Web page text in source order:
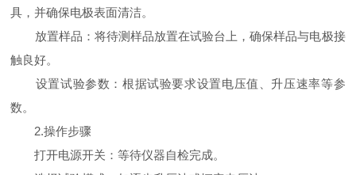
具，并确保电极表面清洁。
放置样品：将待测样品放置在试验台上，确保样品与电极接
触良好。
设置试验参数：根据试验要求设置电压值、升压速率等参
数。
2.操作步骤
打开电源开关：等待仪器自检完成。